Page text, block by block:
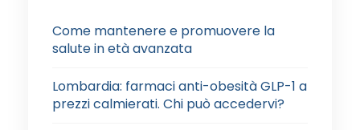
Come mantenere e promuovere la
salute in età avanzata
Lombardia: farmaci anti-obesità GLP-1 a
prezzi calmierati. Chi può accedervi?